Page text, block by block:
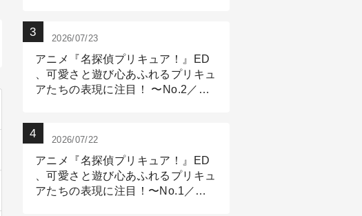
2026/07/23
アニメ『名探偵プリキュア！』ED
、可愛さと遊び心あふれるプリキュ
アたちの表現に注目！ 〜No.2／モ
2026/07/22
アニメ『名探偵プリキュア！』ED
、可愛さと遊び心あふれるプリキュ
アたちの表現に注目！〜No.1／演